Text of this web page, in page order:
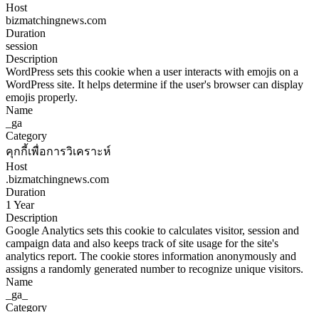
Host
bizmatchingnews.com
Duration
session
Description
WordPress sets this cookie when a user interacts with emojis on a
WordPress site. It helps determine if the user's browser can display
emojis properly.
Name
_ga
Category
คุกกี้เพื่อการวิเคราะห์
Host
.bizmatchingnews.com
Duration
1 Year
Description
Google Analytics sets this cookie to calculates visitor, session and
campaign data and also keeps track of site usage for the site's
analytics report. The cookie stores information anonymously and
assigns a randomly generated number to recognize unique visitors.
Name
_ga_
Category